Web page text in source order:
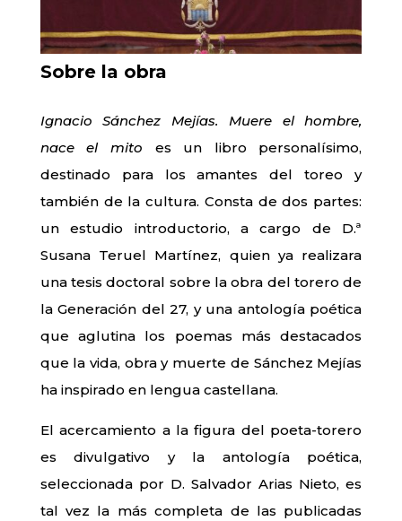
Sobre la obra
Ignacio Sánchez Mejías. Muere el hombre,
nace el mito es un libro personalísimo,
destinado para los amantes del toreo y
también de la cultura. Consta de dos partes:
un estudio introductorio, a cargo de D.ª
Susana Teruel Martínez, quien ya realizara
una tesis doctoral sobre la obra del torero de
la Generación del 27, y una antología poética
que aglutina los poemas más destacados
que la vida, obra y muerte de Sánchez Mejías
ha inspirado en lengua castellana.
El acercamiento a la figura del poeta-torero
es divulgativo y la antología poética,
seleccionada por D. Salvador Arias Nieto, es
tal vez la más completa de las publicadas